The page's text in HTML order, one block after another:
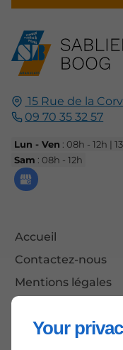
Your
15 Rue de la
09 70 35 32 57
Lun - Ven : 08h - 12h |
Sam : 08h - 12h
Accueil
Contactez-nous
Mentions légales